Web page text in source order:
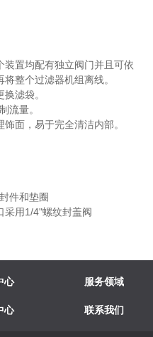
置均配有独立阀门并且可依
整个过滤器机组离线。
滤袋。
流量。
面，易于完全清洁内部。
件和垫圈
用1/4"螺纹封盖阀
心 服务领域
心 联系我们